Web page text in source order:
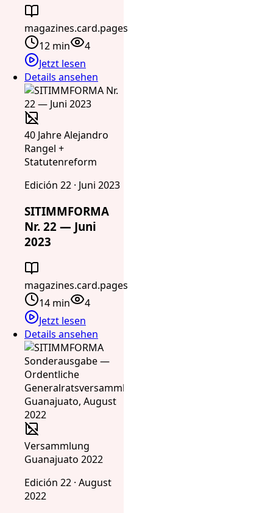
magazines.card.pages
12 min
4
Jetzt lesen
Details ansehen
40 Jahre Alejandro
Rangel +
Statutenreform
Edición 22 · Juni 2023
SITIMMFORMA
Nr. 22 — Juni
2023
magazines.card.pages
14 min
4
Jetzt lesen
Details ansehen
Versammlung
Guanajuato 2022
Edición 22 · August
2022